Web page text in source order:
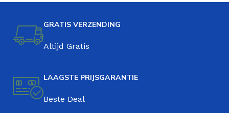
GRATIS VERZENDING
Altijd Gratis
LAAGSTE PRIJSGARANTIE
Beste Deal